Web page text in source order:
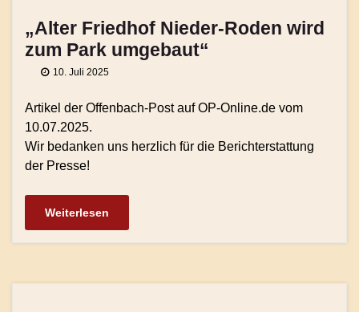
„Alter Friedhof Nieder-Roden wird
zum Park umgebaut“
10. Juli 2025
Artikel der Offenbach-Post auf OP-Online.de vom
10.07.2025.
Wir bedanken uns herzlich für die Berichterstattung
der Presse!
Weiterlesen